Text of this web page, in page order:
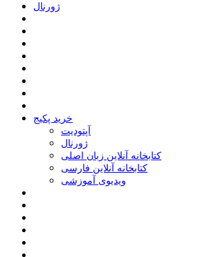
ﮊﻭﺭﻧﺎﻝ
خرید پکیج
ﺁﭘﺘﻮﺩﯾﺖ
ﮊﻭﺭﻧﺎﻝ
کتابخانه آنلاین زبان اصلی
کتابخانه آنلاین فارسی
ویدیوی آموزشی